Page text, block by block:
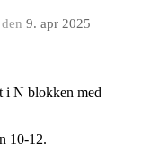
den 9. apr 2025
i N blokken med
10-12.